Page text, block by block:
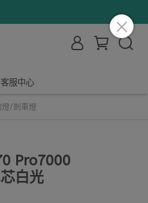
客服中心
燈/剎車燈
Pro7000
白光